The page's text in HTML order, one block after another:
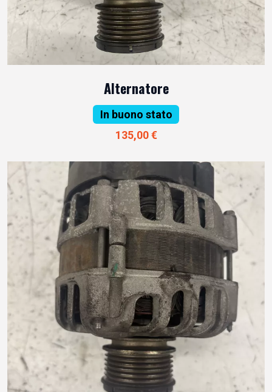
Alternatore
In buono stato
135,00 €